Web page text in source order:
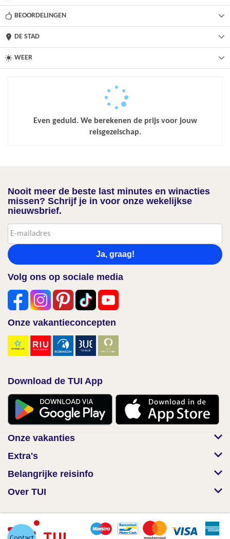
BEOORDELINGEN
DE STAD
WEER
Even geduld. We berekenen de prijs voor jouw
reisgezelschap.
Nooit meer de beste last minutes en winacties
missen? Schrijf je in voor onze wekelijkse
nieuwsbrief.
Ja, graag!
Volg ons op sociale media
Onze vakantieconcepten
Download de TUI App
Onze vakanties
Extra's
Belangrijke reisinfo
Over TUI